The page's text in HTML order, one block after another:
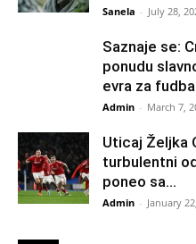
Sanela - July 28,
Saznaje se:
ponudu
evra za
Admin - March 7,
Uticaj Željka
turbulentni
poneo sa...
Admin - January